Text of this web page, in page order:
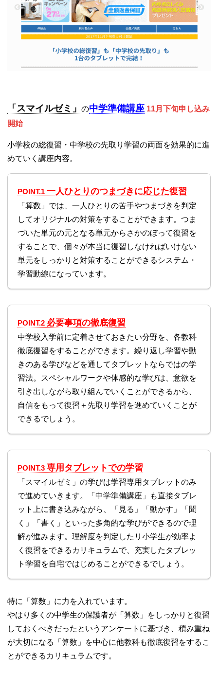
「スマイルゼミ」 の中学準備講座 11月下旬申し込み
開始
小学校の総復習・中学校の先取り学習の両面を効果的に進
めていく講座内容。
POINT.1 一人ひとりのつまづきに応じた復習
「算数」では、一人ひとりの苦手やつまづきを判定
してオリジナルの対策をすることができます。つま
づいた単元の元となる単元からさかのぼって復習を
することで、個々が本当に復習しなければいけない
単元をしっかりと対策することができるシステム・
学習動線になっています。
POINT.2 必要事項の徹底復習
中学校入学前に定着させておきたい分野を、各教科
徹底復習をすることができます。繰り返し学習や動
きのある学びなどを通してタブレットならではの学
習法。スペシャルワークや体感的な学びは、意欲を
引き出しながら取り組んでいくことができるから、
自信をもって復習＋先取り学習を進めていくことが
できるでしょう。
POINT.3 専用タブレットでの学習
「スマイルゼミ」の学びは学習専用タブレットのみ
で進めていきます。「中学準備講座」も直接タブレ
ット上に書き込みながら、「見る」「動かす」「聞
く」「書く」といった多角的な学びができるので理
解が進みます。理解度を判定したリ小学生が効率よ
く復習をできるカリキュラムで、充実したタブレッ
ト学習を自宅ではじめることができるでしょう。
特に「算数」に力を入れています。
やはり多くの中学生の保護者が「算数」をしっかりと復習
しておくべきだったというアンケートに基づき、積み重ね
が大切になる「算数」を中心に他教科も徹底復習をするこ
とができるカリキュラムです。